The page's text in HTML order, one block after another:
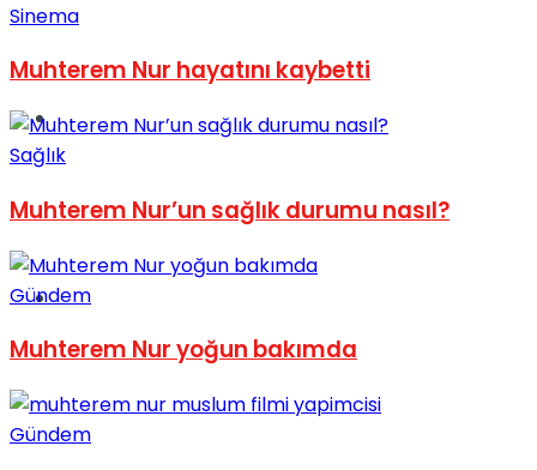
Sinema
Tatil
Sinema
Muhterem Nur hayatını kaybetti
Sağlık
Muhterem Nur’un sağlık durumu nasıl?
Gündem
Muhterem Nur yoğun bakımda
Gündem